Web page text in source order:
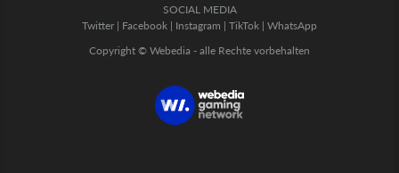
SOCIAL MEDIA
Twitter | Facebook | Instagram | TikTok | WhatsApp
Copyright © Webedia - alle Rechte vorbehalten